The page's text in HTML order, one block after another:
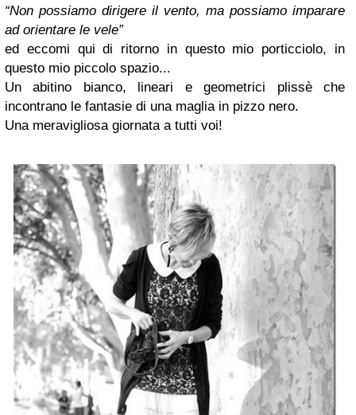
“Non possiamo dirigere il vento, ma possiamo imparare
ad orientare le vele”
ed eccomi qui di ritorno in questo mio porticciolo, in
questo mio piccolo spazio...
Un abitino bianco, lineari e geometrici plissè che
incontrano le fantasie di una maglia in pizzo nero.
Una meravigliosa giornata a tutti voi!